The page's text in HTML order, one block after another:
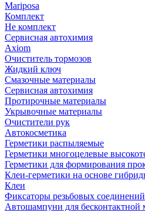
Mariposa
Комплект
Не комплект
Сервисная автохимия
Axiom
Очиститель тормозов
Жидкий ключ
Смазочные материалы
Сервисная автохимия
Протирочные материалы
Укрывочные материалы
Очистители рук
Автокосметика
Герметики распыляемые
Герметики многоцелевые
Герметики для формирования
Клеи-герметики на основе
Клеи
Фиксаторы резьбовых соединений
Автошампуни для бесконтактной